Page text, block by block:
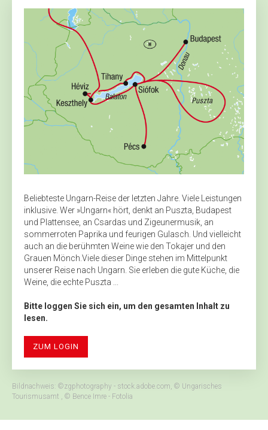
Beliebteste Ungarn-Reise der letzten Jahre. Viele Leistungen
inklusive. Wer »Ungarn« hört, denkt an Puszta, Budapest
und Plattensee, an Csardas und Zigeunermusik, an
sommerroten Paprika und feurigen Gulasch. Und vielleicht
auch an die berühmten Weine wie den Tokajer und den
Grauen Mönch.Viele dieser Dinge stehen im Mittelpunkt
unserer Reise nach Ungarn. Sie erleben die gute Küche, die
Weine, die echte Puszta ...
Bitte loggen Sie sich ein, um den gesamten Inhalt zu
lesen.
ZUM LOGIN
Bildnachweis: ©zgphotography - stock.adobe.com, © Ungarisches
Tourismusamt , © Bence Imre - Fotolia